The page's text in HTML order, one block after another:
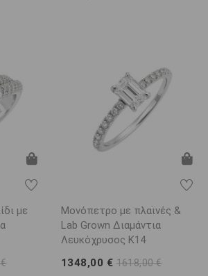
με
Μονόπετρο με πλαϊνές &
Lab Grown Διαμάντια
Λευκόχρυσος K14
1348,00 € 1618,00 €